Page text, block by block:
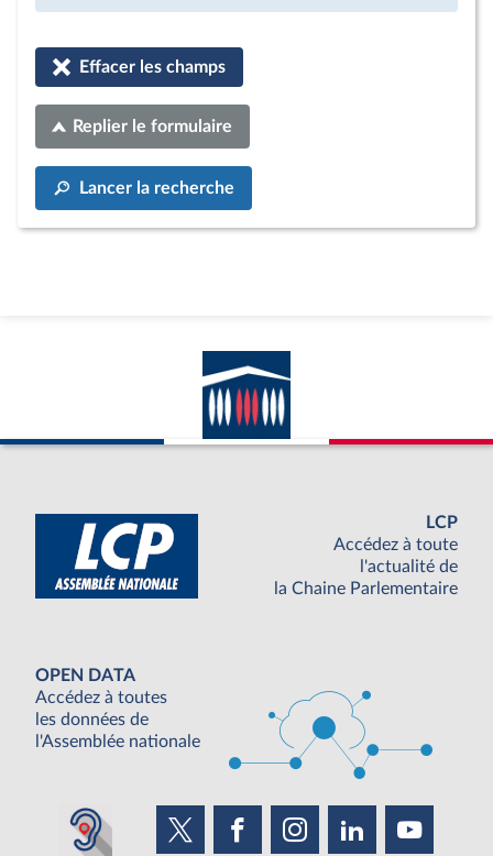
Effacer les champs
Replier le formulaire
Lancer la recherche
LCP
Accédez à toute
l'actualité de
la Chaine Parlementaire
OPEN DATA
Accédez à toutes
les données de
l'Assemblée nationale